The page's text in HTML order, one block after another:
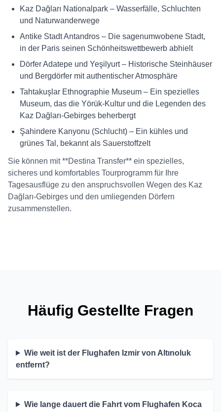
Kaz Dağları Nationalpark – Wasserfälle, Schluchten
und Naturwanderwege
Antike Stadt Antandros – Die sagenumwobene Stadt,
in der Paris seinen Schönheitswettbewerb abhielt
Dörfer Adatepe und Yeşilyurt – Historische Steinhäuser
und Bergdörfer mit authentischer Atmosphäre
Tahtakuşlar Ethnographie Museum – Ein spezielles
Museum, das die Yörük-Kultur und die Legenden des
Kaz Dağları-Gebirges beherbergt
Şahindere Kanyonu (Schlucht) – Ein kühles und
grünes Tal, bekannt als Sauerstoffzelt
Sie können mit **Destina Transfer** ein spezielles,
sicheres und komfortables Tourprogramm für Ihre
Tagesausflüge zu den anspruchsvollen Wegen des Kaz
Dağları-Gebirges und den umliegenden Dörfern
zusammenstellen.
Häufig Gestellte Fragen
Wie weit ist der Flughafen Izmir von Altınoluk
entfernt?
Wie lange dauert die Fahrt vom Flughafen Koca